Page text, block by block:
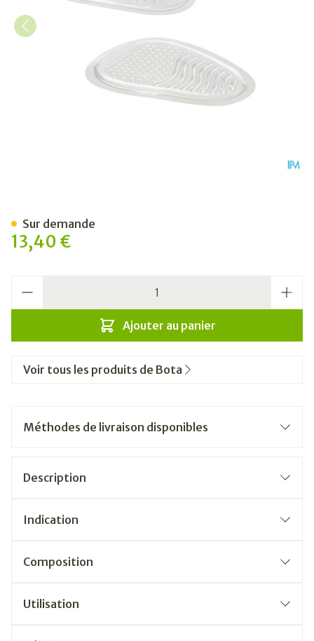
13,40 €
Ajouter au panier
Sur demande
Voir tous les produits de Bota
Méthodes de livraison disponibles
Description
Indication
Composition
Utilisation